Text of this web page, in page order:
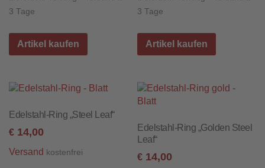
3 Tage
Artikel kaufen
3 Tage
Artikel kaufen
Edelstahl-Ring „Steel Leaf“
€ 14,00
Versand kostenfrei
Edelstahl-Ring „Golden Steel
Leaf“
€ 14,00